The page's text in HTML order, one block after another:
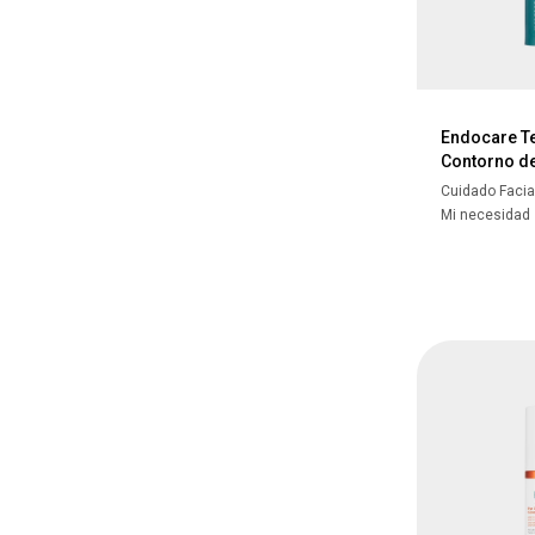
Endocare
Contorno
Cuidado
Mi necesidad